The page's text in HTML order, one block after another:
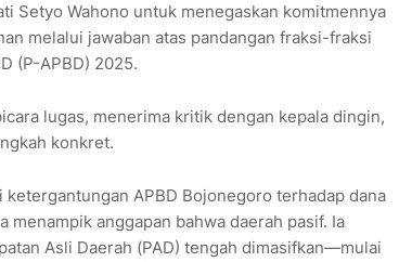
Setyo Wahono untuk menegaskan komitmennya
melalui jawaban atas pandangan fraksi-fraksi
(P-APBD) 2025.
lugas, menerima kritik dengan kepala dingin,
konkret.
APBD Bojonegoro terhadap dana
anggapan bahwa daerah pasif. Ia
Asli Daerah (PAD) tengah dimasifkan—mulai